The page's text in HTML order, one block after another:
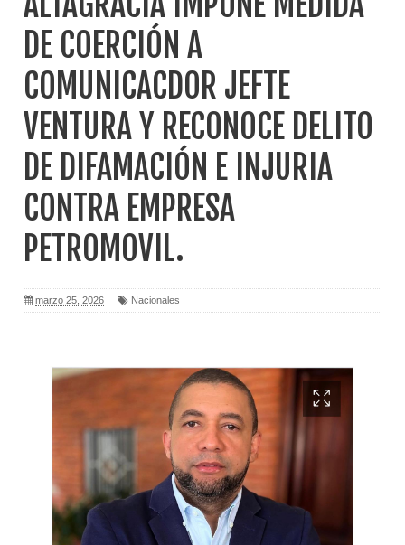
DE COERCIÓN A
COMUNICACDOR JEFTE
VENTURA Y RECONOCE DELITO
DE DIFAMACIÓN E INJURIA
CONTRA EMPRESA
PETROMOVIL.
marzo 25, 2026 Nacionales